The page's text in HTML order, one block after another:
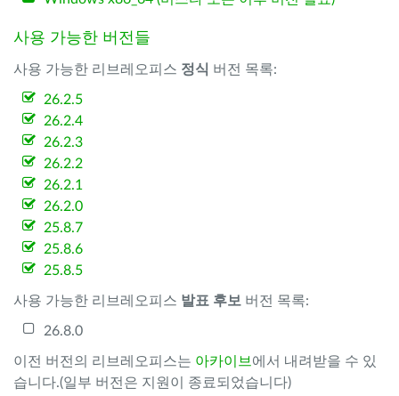
사용 가능한 버전들
사용 가능한 리브레오피스 정식 버전 목록:
26.2.5
26.2.4
26.2.3
26.2.2
26.2.1
26.2.0
25.8.7
25.8.6
25.8.5
사용 가능한 리브레오피스 발표 후보 버전 목록:
26.8.0
이전 버전의 리브레오피스는 아카이브 에서 내려받을 수 있
습니다.(일부 버전은 지원이 종료되었습니다)